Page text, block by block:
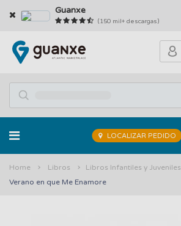
Guanxe
(150 mil+ descargas)
LOCALIZAR PEDIDO
Home Libros Libros Infantiles y Juveniles
Verano en que Me Enamore